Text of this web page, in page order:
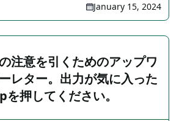
January 15, 2024
注意を引くためのアップワ
レター。出力が気に入った
押してください。